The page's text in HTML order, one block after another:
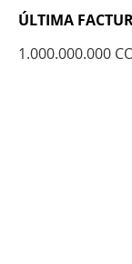
ÚLTIMA
1.000.000.000